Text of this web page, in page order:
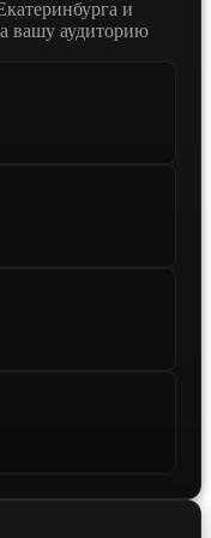
и
вашу аудиторию